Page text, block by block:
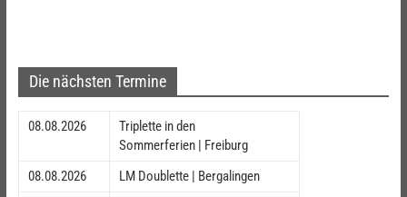
Die nächsten Termine
08.08.2026
Triplette in den
Sommerferien | Freiburg
08.08.2026
LM Doublette | Bergalingen